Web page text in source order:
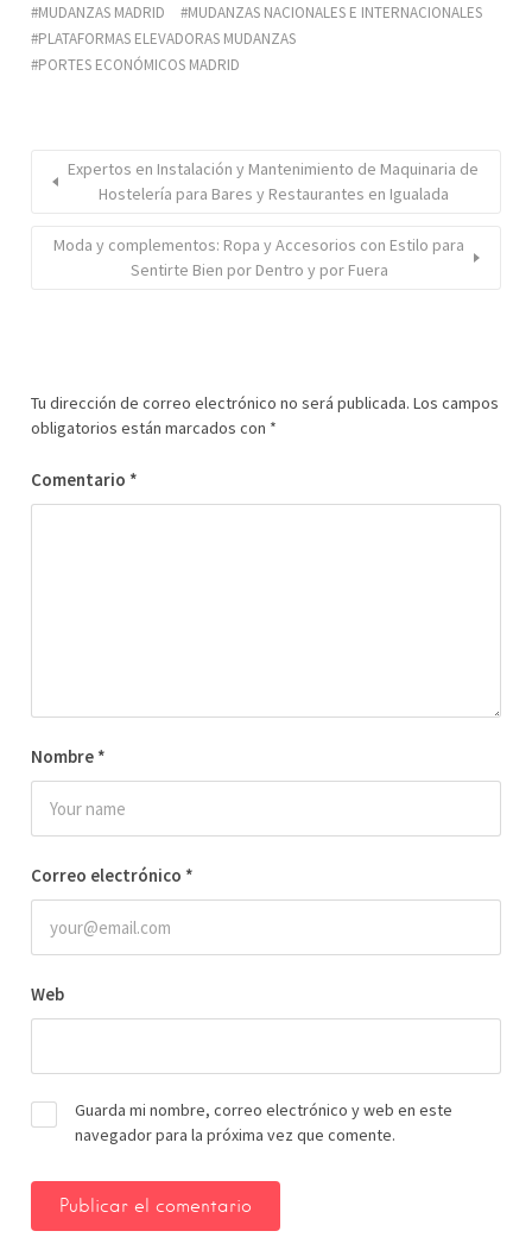
MUDANZAS MADRID
MUDANZAS NACIONALES E INTERNACIONALES
PLATAFORMAS ELEVADORAS MUDANZAS
PORTES ECONÓMICOS MADRID
Expertos en Instalación y Mantenimiento de Maquinaria de
Hostelería para Bares y Restaurantes en Igualada
Moda y complementos: Ropa y Accesorios con Estilo para
Sentirte Bien por Dentro y por Fuera
Tu dirección de correo electrónico no será publicada. Los campos
obligatorios están marcados con *
Comentario *
Nombre *
Correo electrónico *
Web
Guarda mi nombre, correo electrónico y web en este
navegador para la próxima vez que comente.